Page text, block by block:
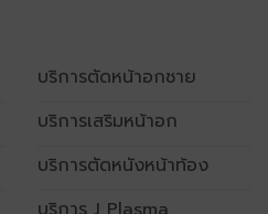
บริการตัดหน้าอกชาย
บริการเสริมหน้าอก
บริการตัดหนังหน้าท้อง